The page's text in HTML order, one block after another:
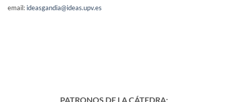
email: ideasgandia@ideas.upv.es
PATRONOS DE LA CÁTEDRA: